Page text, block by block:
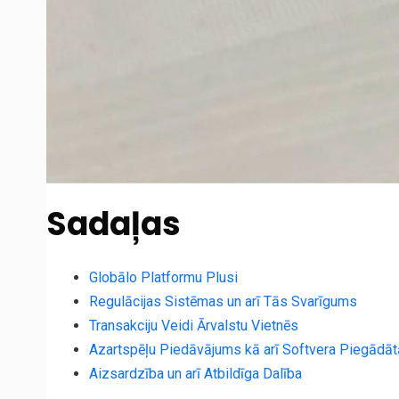
Sadaļas
Globālo Platformu Plusi
Regulācijas Sistēmas un arī Tās Svarīgums
Transakciju Veidi Ārvalstu Vietnēs
Azartspēļu Piedāvājums kā arī Softvera
Aizsardzība un arī Atbildīga Dalība